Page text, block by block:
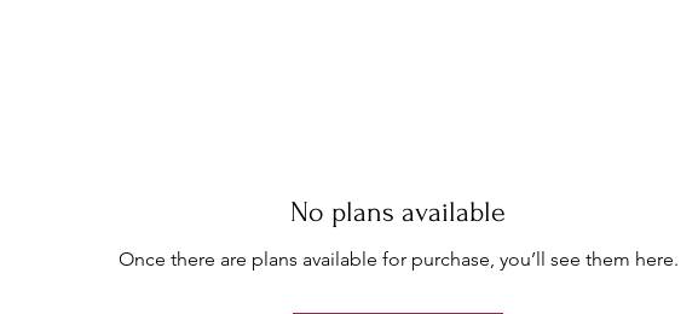
No plans available
Once there are plans available for purchase, you’ll see them here.